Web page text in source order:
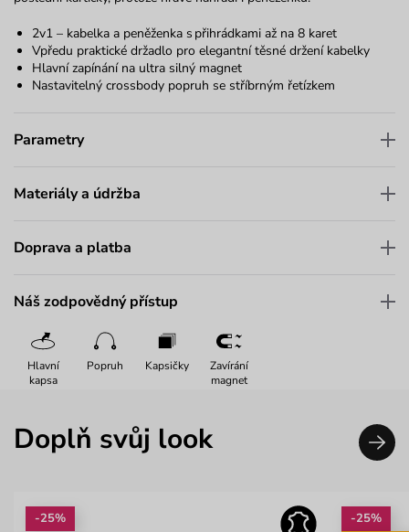
2v1 – kabelka a peněženka s přihrádkami až na 8 karet
Vpředu praktické držadlo pro elegantní těsné držení kabelky
Hlavní zapínání na ultra silný magnet
Nastavitelný crossbody popruh se stříbrným řetízkem
Parametry
Materiály a údržba
Doprava a platba
Náš zodpovědný přístup
Hlavní
kapsa
Popruh Kapsičky
Zavírání
magnet
Doplň svůj look
-25% -25%